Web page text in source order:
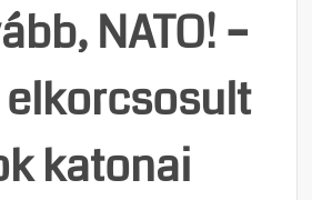
NATO! –
elkorcsosult
katonai